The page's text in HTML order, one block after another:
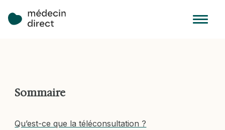
Sommaire
Qu’est-ce que la téléconsultation ?